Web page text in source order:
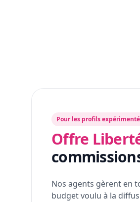
Pour les profils
Offre
Nos agents gèrent en
budget voulu à la